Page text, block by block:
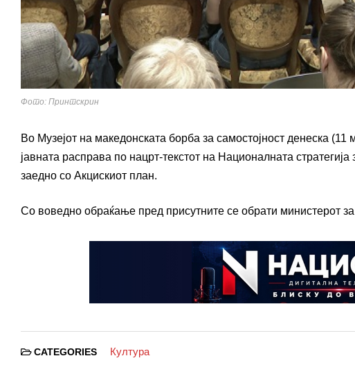
Фото: Принтскрин
Во Музејот на македонската борба за самостојност денеска (11
јавната расправа по нацрт-текстот на Националната
заедно со Акцискиот план.
Со воведно обраќање пред присутните се обрати министерот
CATEGORIES Култура